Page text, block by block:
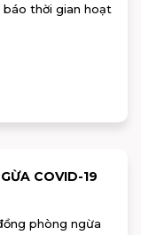
báo thời gian hoạt
COVID-19
phòng ngừa